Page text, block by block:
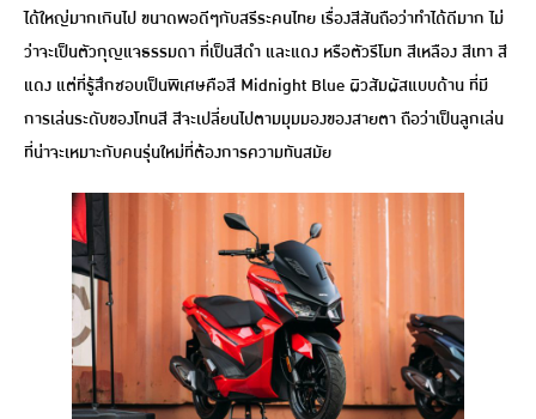
ได้ใหญ่มากเกินไป ขนาดพอดีๆกับสรีระคนไทย เรื่องสีสันถือว่าทำได้ดีมาก ไม่
ว่าจะเป็นตัวกุญแจธรรมดา ที่เป็นสีดำ และแดง หรือตัวรีโมท สีเหลือง สีเทา สี
แดง แต่ที่รู้สึกชอบเป็นพิเศษคือสี Midnight Blue ผิวสัมผัสแบบด้าน ที่มี
การเล่นระดับของโทนสี สีจะเปลี่ยนไปตามมุมมองของสายตา ถือว่าเป็นลูกเล่น
ที่น่าจะเหมาะกับคนรุ่นใหม่ที่ต้องการความทันสมัย